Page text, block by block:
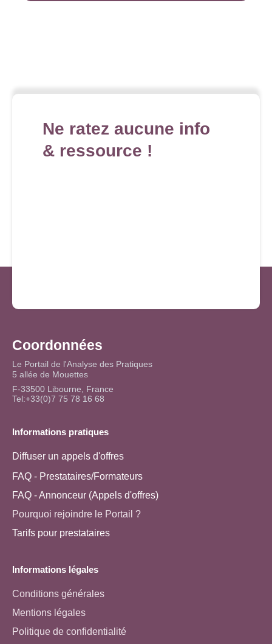
Ne ratez aucune info
& ressource !
Coordonnées
Le Portail de l'Analyse des Pratiques
5 allée de Mouettes
F-33500 Libourne, France
Tel:+33(0)7 75 78 16 68
Informations pratiques
Diffuser un appels d'offres
FAQ - Prestataires/Formateurs
FAQ - Annonceur (Appels d'offres)
Pourquoi rejoindre le Portail ?
Tarifs pour prestataires
Informations légales
Conditions générales
Mentions légales
Politique de confidentialité